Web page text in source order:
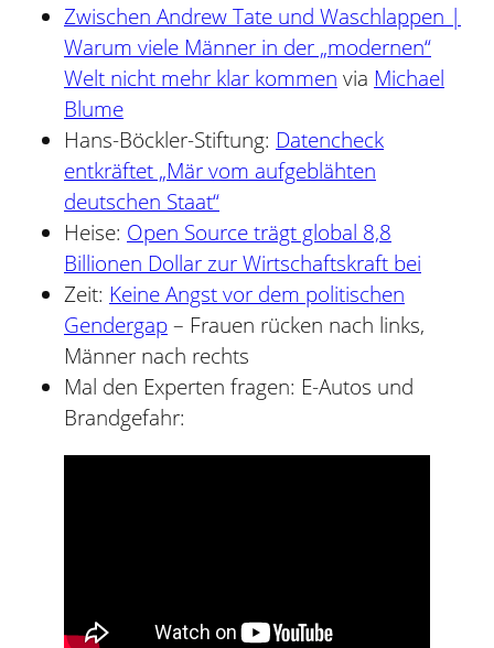
Zwischen Andrew Tate und Waschlappen |
Warum viele Männer in der „modernen“
Welt nicht mehr klar kommen via Michael
Blume
Hans-Böckler-Stiftung: Datencheck
entkräftet „Mär vom aufgeblähten
deutschen Staat“
Heise: Open Source trägt global 8,8
Billionen Dollar zur Wirtschaftskraft bei
Zeit: Keine Angst vor dem politischen
Gendergap– Frauen rücken nach links,
Männer nach rechts
Mal den Experten fragen: E-Autos und
Brandgefahr: